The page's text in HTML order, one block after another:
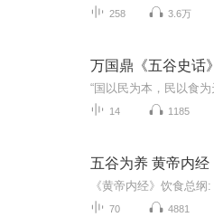
258 3.6万
万国鼎《五谷史话》
14 1185
五谷为养 黄帝内经
70 4881